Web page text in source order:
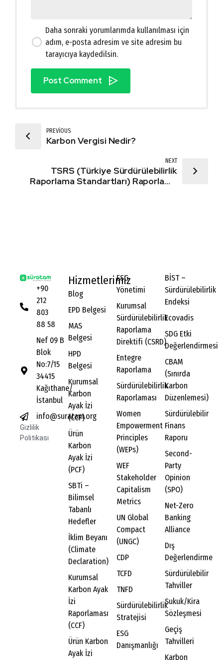
Daha sonraki yorumlarımda kullanılması için
adım, e-posta adresim ve site adresim bu
tarayıcıya kaydedilsin.
Post Comment
PREVIOUS
Karbon Vergisi Nedir?
NEXT
TSRS (Türkiye Sürdürülebilirlik
Raporlama Standartları) Raporlama
+90
212
803
88 58
Nef 09 B
Blok
No:7/15
34415
Kağıthane/
İstanbul
info@suratam.org
Gizlilik
Politikası
Hizmetlerimiz
Blog
EPD Belgesi
MAS
Belgesi
HPD
Belgesi
Kurumsal
Karbon
Ayak İzi
(CCF)
Ürün
Karbon
Ayak İzi
(PCF)
SBTi –
Bilimsel
Tabanlı
Hedefler
İklim Beyanı
(Climate
Declaration)
Kurumsal
Karbon Ayak
İzi
Raporlaması
(CCF)
Ürün Karbon
Ayak İzi
ESG
Yönetimi
Kurumsal
Sürdürülebilirlik
Raporlama
Direktifi (CSRD)
Entegre
Raporlama
Sürdürülebilirlik
Raporlaması
Women
Empowerment
Principles
(WEPs)
WEF
Stakeholder
Capitalism
Metrics
UN Global
Compact
(UNGC)
CDP
TCFD
TNFD
Sürdürülebilirlik
Stratejisi
ESG
Danışmanlığı
BİST –
Sürdürülebilirlik
Endeksi
Ecovadis
SDG Etki
Değerlendirmesi
CBAM
(Sınırda
Karbon
Düzenlemesi)
Sürdürülebilir
Finans
Raporu
Second-
Party
Opinion
(SPO)
Net-Zero
Banking
Alliance
Dış
Değerlendirme
Sürdürülebilir
Tahviller
Sukuk/Kira
Sözleşmesi
Geçiş
Tahvilleri
Karbon